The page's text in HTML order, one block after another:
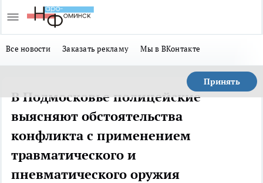
Все новости Заказать рекламу Мы в ВКонтакте
Принять
В Подмосковье полицейские
выясняют обстоятельства
конфликта с применением
травматического и
пневматического оружия